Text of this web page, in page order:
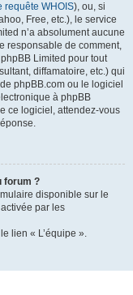
requête WHOIS), ou, si
Free, etc.), le service
n’a absolument aucune
responsable de comment,
Limited pour tout
diffamatoire, etc.) qui
phpBB.com ou le logiciel
à phpBB
ce logiciel, attendez-vous
forum ?
disponible sur le
par les
lien « L’équipe ».